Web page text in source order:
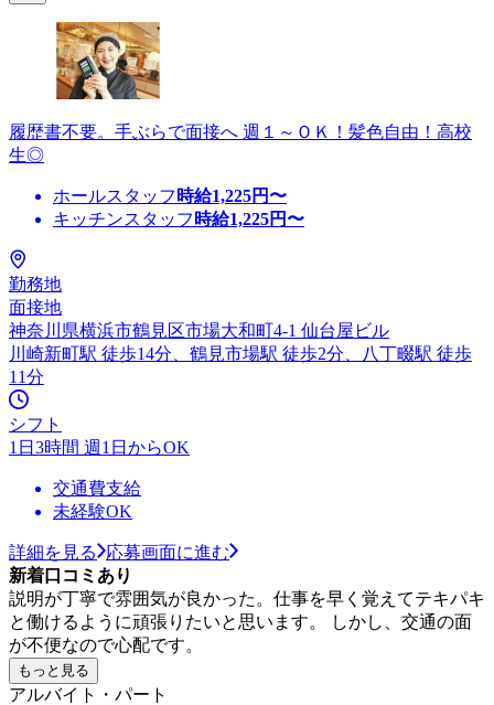
履歴書不要。手ぶらで面接へ 週１～ＯＫ！髪色自由！高校
生◎
ホールスタッフ 時給1,225円〜
キッチンスタッフ 時給1,225円〜
勤務地
面接地
神奈川県横浜市鶴見区市場大和町4-1 仙台屋ビル
川崎新町駅 徒歩14分、鶴見市場駅 徒歩2分、八丁畷駅 徒歩
11分
シフト
1日3時間 週1日からOK
交通費支給
未経験OK
詳細を見る
応募画面に進む
新着口コミあり
説明が丁寧で雰囲気が良かった。仕事を早く覚えてテキパキ
と働けるように頑張りたいと思います。 しかし、交通の面
が不便なので心配です。
もっと見る
アルバイト・パート